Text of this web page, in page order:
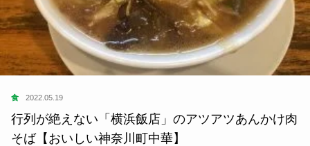
食 2022.05.19
行列が絶えない「横浜飯店」のアツアツあんかけ肉
そば【おいしい神奈川町中華】